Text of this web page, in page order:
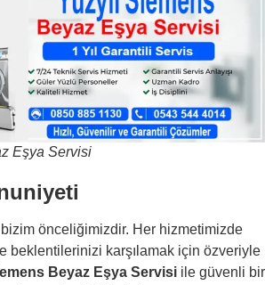
Eşya Servisi
önceliğimizdir. Her hizmetimizde
beklentilerinizi karşılamak için özveriyle
Beyaz Eşya Servisi ile güvenli bir